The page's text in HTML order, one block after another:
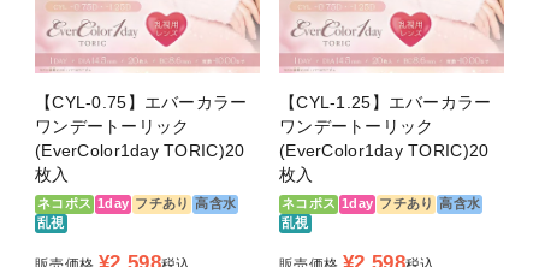
枚数 1箱20枚入り
度数
±0.00 (度なし）
-0.50～-5.00(-0.25Step)
-5.50～-10.00(-0.50Step)
BC（ベースカ
ーブ）
8.6mm
【CYL-0.75】エバーカラー
ワンデートーリック
(EverColor1day TORIC)20
枚入
ネコポス 1day フチあり
高含水
乱視
¥2,598
【CYL-1.25】エバーカラー
ワンデートーリック
(EverColor1day TORIC)20
枚入
ネコポス 1day フチあり
高含水
乱視
¥2,598